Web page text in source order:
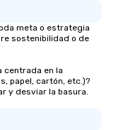
meta o estrategia
sostenibilidad o de
centrada en la
papel, cartón, etc.)?
y desviar la basura.